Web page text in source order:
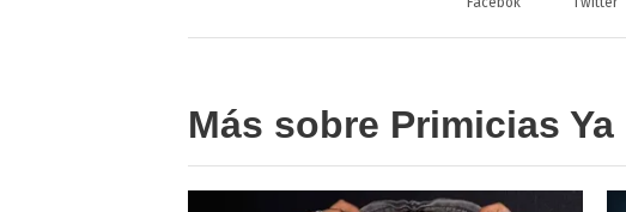
Más sobre Primicias Ya